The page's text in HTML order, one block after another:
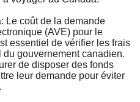
Le coût de la demande
(AVE) pour le
essentiel de vérifier les frais
gouvernement canadien.
de disposer des fonds
leur demande pour éviter